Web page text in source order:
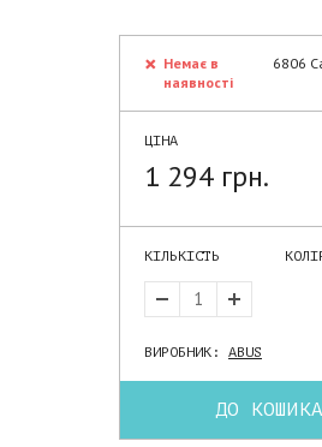
Немає в
наявності
6806
ЦІНА
1 294 грн.
КІЛЬКІСТЬ
ВИРОБНИК: ABUS
ДО КОШИКА